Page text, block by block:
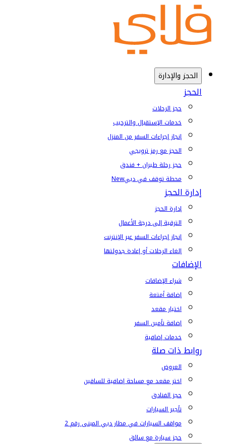
الحجز والإدارة
الحجز
حجز الرحلات
خدمات الإستقبال والترحيب
إنجاز إجراءات السفر من المنزل
الحجز مع رمز ترويجي
حجز رحلة طيران + فندق
محطة توقف في دبيNew
إدارة الحجز
إدارة الحجز
الترقية إلى درجة الأعمال
إنجاز إجراءات السفر عبر الإنترنت
إلغاء الرحلات أو إعادة جدولتها
الإضافات
شراء الإضافات
إضافة أمتعة
اختيار مقعد
إضافة تأمين السفر
خدمات إضافية
روابط ذات صلة
العروض
اختر مقعد مع مساحة إضافية للساقين
حجز الفنادق
تأجير السيارات
مواقف السيارات في مطار دبي المبنى رقم 2
حجز سيارة مع سائق